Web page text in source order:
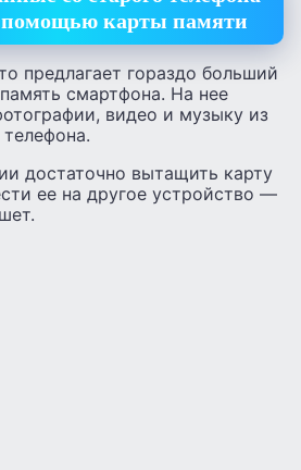
карты памяти
предлагает гораздо больший
смартфона. На нее
видео и музыку из
достаточно вытащить карту
ее на другое устройство —